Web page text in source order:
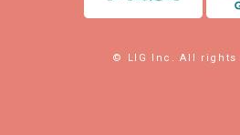
© LIG Inc. All rights